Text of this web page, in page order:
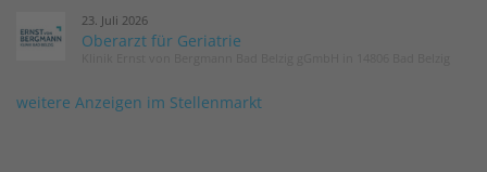
23. Juli 2026
Oberarzt für Geriatrie
weitere Anzeigen im Stellenmarkt